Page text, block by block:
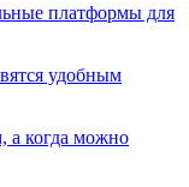
платформы для
удобным
а когда можно